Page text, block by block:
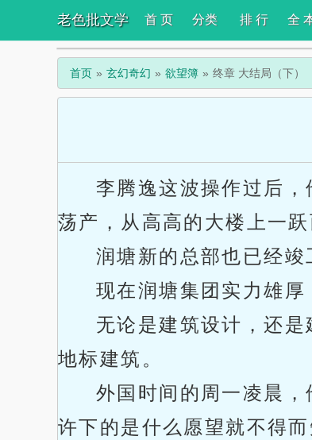
老色批文学 首 页 分类 排 行 全
首页 玄幻奇幻 欲望簿 终章 大结局（下）
李腾逸这波操作过后
荡产，从高高的大楼上一跃
润塘新的总部也已经竣
现在润塘集团实力雄厚
无论是建筑设计，还
地标建筑。
外国时间的周一凌晨
许下的是什么愿望就不得而